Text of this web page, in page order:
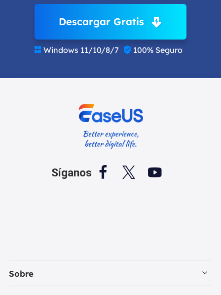
Descargar Gratis
 Windows 11/10/8/7  100% Seguro
Síganos   
Sobre